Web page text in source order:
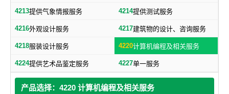
4213提供气象情报服务 4214提供测试服务
4216外观设计服务 4217建筑物的设计、咨询服务
4218服装设计服务 4220计算机编程及相关服务
4224提供艺术品鉴定服务 4227单一服务
产品选择：4220 计算机编程及相关服务